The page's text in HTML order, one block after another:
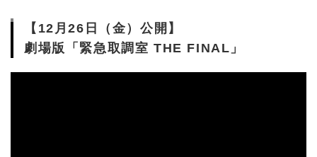
【12月26日（金）公開】
劇場版「緊急取調室 THE FINAL」